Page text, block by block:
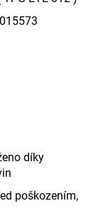
díky
poškozením,